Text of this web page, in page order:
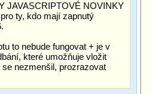
JAVASCRIPTOVÉ NOVINKY
ty, kdo mají zapnutý
to nebude fungovat + je v
které umožňuje vložit
nezmenšil, prozrazovat